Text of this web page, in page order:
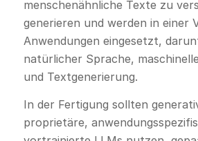
menschenähnliche Texte zu
generieren und werden in einer
Anwendungen eingesetzt,
natürlicher Sprache,
und Textgenerierung.
In der Fertigung sollten
proprietäre,